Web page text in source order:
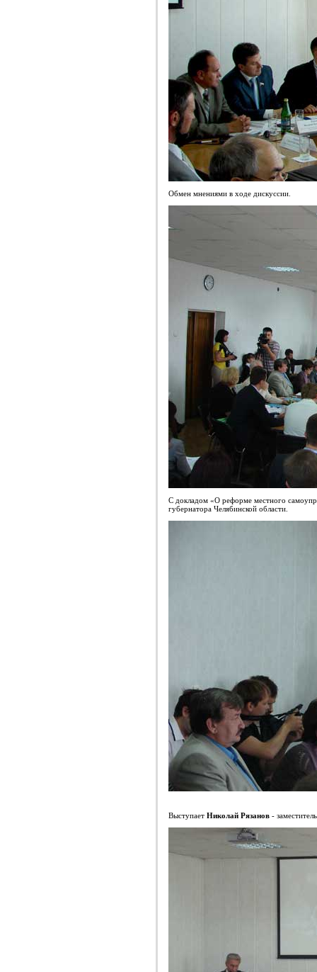
Обмен мнениями в ходе дискуссии.
С докладом «О реформе местного
губернатора Челябинской области.
Выступает Николай Рязанов -